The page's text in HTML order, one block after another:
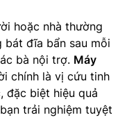
hoặc nhà thường
bát đĩa bẩn sau mỗi
bà nội trợ. Máy
chính là vị cứu tinh
đặc biệt hiệu quả
trải nghiệm tuyệt